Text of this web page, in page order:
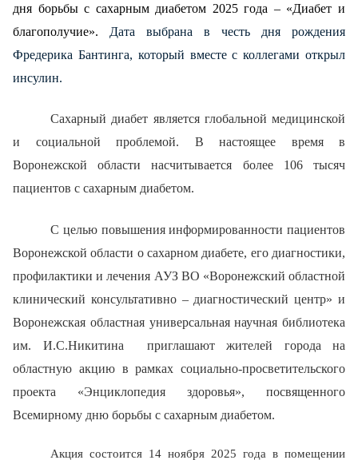
дня борьбы с сахарным диабетом 2025 года – «Диабет и
благополучие». Дата выбрана в честь дня рождения
Фредерика Бантинга, который вместе с коллегами открыл
инсулин.
Сахарный диабет является глобальной медицинской
и социальной проблемой. В настоящее время в
Воронежской области насчитывается более 106 тысяч
пациентов с сахарным диабетом.
С целью повышения информированности пациентов
Воронежской области о сахарном диабете, его диагностики,
профилактики и лечения АУЗ ВО «Воронежский областной
клинический консультативно – диагностический центр» и
Воронежская областная универсальная научная библиотека
им. И.С.Никитина приглашают жителей города на
областную акцию в рамках социально-просветительского
проекта «Энциклопедия здоровья», посвященного
Всемирному дню борьбы с сахарным диабетом.
Акция состоится 14 ноября 2025 года в помещении